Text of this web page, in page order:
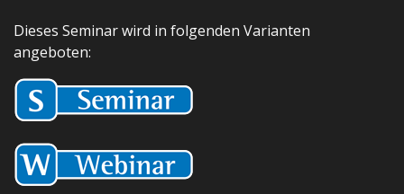
Dieses Seminar wird in folgenden Varianten
angeboten: